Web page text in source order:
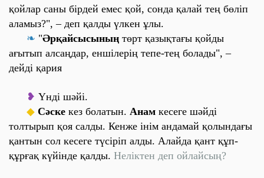
қойлар саны бірдей емес қой, сонда қалай тең бөліп
аламыз?", – деп қалды үлкен ұлы.
❧ "Әрқайсысының төрт қазықтағы қойды
ағытып алсаңдар, еншілерің тепе-тең болады", –
дейді қария
❥ Үнді шәйі.
◆ Сәске кез болатын. Анам кесеге шәйді
толтырып қоя салды. Кенже інім андамай қолындағы
қантын сол кесеге түсіріп алды. Алайда қант құп-
құрғақ күйінде қалды. Неліктен деп ойлайсың?